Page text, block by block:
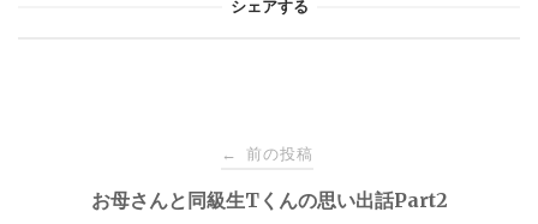
シェアする
← 前の投稿
お母さんと同級生Tくんの思い出話Part2